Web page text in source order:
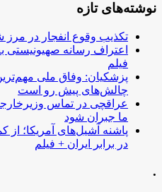
نوشته‌های تازه
تکذیب وقوع انفجار در مرز
اعتراف رسانه صهیونیستی
فیلم
پزشکیان: وفاق ملی
چالش‌های پیش رو است
عراقچی در تماس
ما جبران شود
پاشنه آشیل‌های آمریکا؛
در برابر ایران + فیلم
.